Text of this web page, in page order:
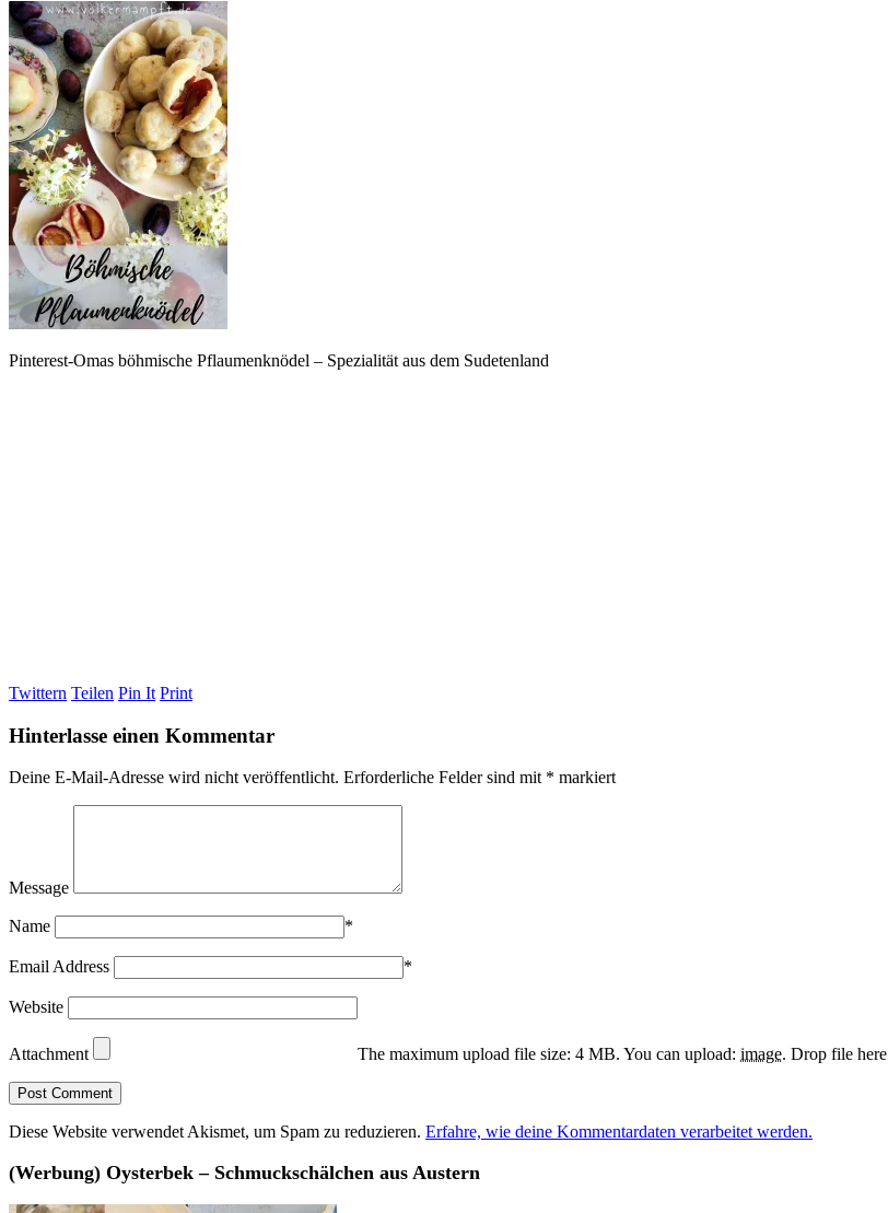
Pinterest-Omas böhmische Pflaumenknödel – Spezialität aus dem Sudetenland
Twittern Teilen Pin It Print
Hinterlasse einen Kommentar
Deine E-Mail-Adresse wird nicht veröffentlicht. Erforderliche Felder sind mit * markiert
Message
Name *
Email Address *
Website
Attachment The maximum upload file size: 4 MB. You can upload: image. Drop file here
Diese Website verwendet Akismet, um Spam zu reduzieren. Erfahre, wie deine Kommentardaten verarbeitet werden.
(Werbung) Oysterbek – Schmuckschälchen aus Austern